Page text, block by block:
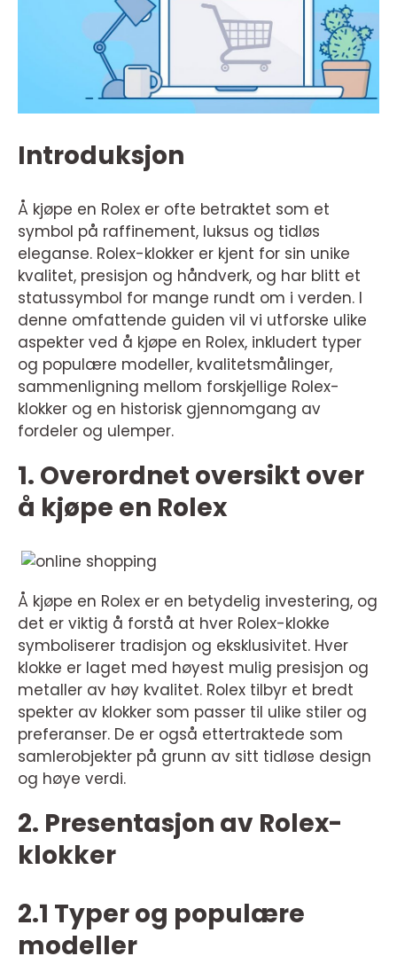
Introduksjon
Å kjøpe en Rolex er ofte betraktet som et
symbol på raffinement, luksus og tidløs
eleganse. Rolex-klokker er kjent for sin unike
kvalitet, presisjon og håndverk, og har blitt et
statussymbol for mange rundt om i verden. I
denne omfattende guiden vil vi utforske ulike
aspekter ved å kjøpe en Rolex, inkludert typer
og populære modeller, kvalitetsmålinger,
sammenligning mellom forskjellige Rolex-
klokker og en historisk gjennomgang av
fordeler og ulemper.
1. Overordnet oversikt over
å kjøpe en Rolex
Å kjøpe en Rolex er en betydelig investering, og
det er viktig å forstå at hver Rolex-klokke
symboliserer tradisjon og eksklusivitet. Hver
klokke er laget med høyest mulig presisjon og
metaller av høy kvalitet. Rolex tilbyr et bredt
spekter av klokker som passer til ulike stiler og
preferanser. De er også ettertraktede som
samlerobjekter på grunn av sitt tidløse design
og høye verdi.
2. Presentasjon av Rolex-
klokker
2.1 Typer og populære
modeller